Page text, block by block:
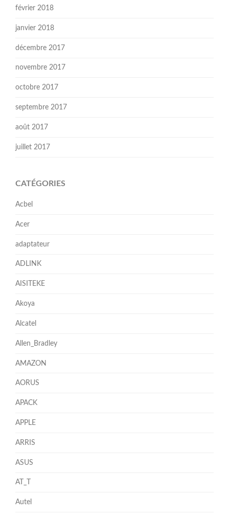
février 2018
janvier 2018
décembre 2017
novembre 2017
octobre 2017
septembre 2017
août 2017
juillet 2017
CATÉGORIES
Acbel
Acer
adaptateur
ADLINK
AISITEKE
Akoya
Alcatel
Allen_Bradley
AMAZON
AORUS
APACK
APPLE
ARRIS
ASUS
AT_T
Autel